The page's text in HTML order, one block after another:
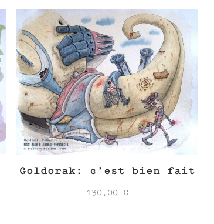
Goldorak: c’est bien fait
130,00 €